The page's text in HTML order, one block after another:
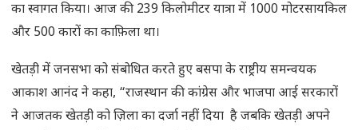
का स्वागत किया। आज की 239 किलोमीटर यात्रा में 1000 मोटरसायकिल
और 500 कारों का काफ़िला था।
खेतड़ी में जनसभा को संबोधित करते हुए बसपा के राष्ट्रीय समन्वयक
आकाश आनंद ने कहा, “राजस्थान की कांग्रेस और भाजपा आई सरकारों
ने आजतक खेतड़ी को ज़िला का दर्जा नहीं दिया है जबकि खेतड़ी अपने